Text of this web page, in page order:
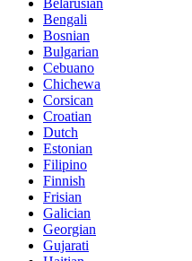
Belarusian
Bengali
Bosnian
Bulgarian
Cebuano
Chichewa
Corsican
Croatian
Dutch
Estonian
Filipino
Finnish
Frisian
Galician
Georgian
Gujarati